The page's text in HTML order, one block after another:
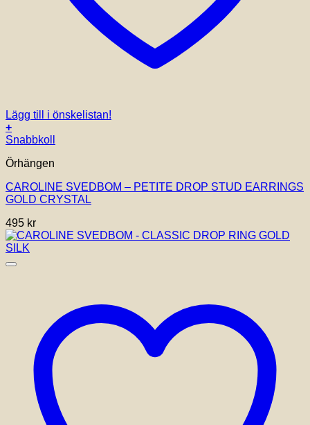
Lägg till i önskelistan!
+
Snabbkoll
Örhängen
CAROLINE SVEDBOM – PETITE DROP STUD EARRINGS
GOLD CRYSTAL
495 kr